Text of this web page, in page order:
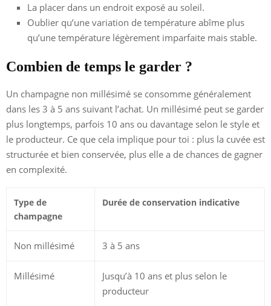
La placer dans un endroit exposé au soleil.
Oublier qu’une variation de température abîme plus
qu’une température légèrement imparfaite mais stable.
Combien de temps le garder ?
Un champagne non millésimé se consomme généralement
dans les 3 à 5 ans suivant l’achat. Un millésimé peut se garder
plus longtemps, parfois 10 ans ou davantage selon le style et
le producteur. Ce que cela implique pour toi : plus la cuvée est
structurée et bien conservée, plus elle a de chances de gagner
en complexité.
Type de
champagne
Durée de conservation indicative
Non millésimé 3 à 5 ans
Millésimé
Jusqu’à 10 ans et plus selon le
producteur